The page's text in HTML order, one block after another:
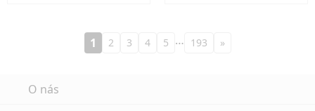
1 2 3 4 5 … 193 »
O nás